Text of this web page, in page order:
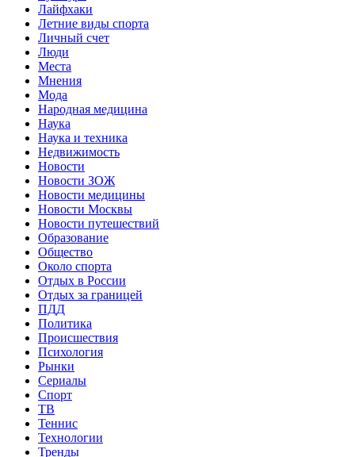
Лайфхаки
Летние виды спорта
Личный счет
Люди
Места
Мнения
Мода
Народная медицина
Наука
Наука и техника
Недвижимость
Новости
Новости ЗОЖ
Новости медицины
Новости Москвы
Новости путешествий
Образование
Общество
Около спорта
Отдых в России
Отдых за границей
ПДД
Политика
Происшествия
Психология
Рынки
Сериалы
Спорт
ТВ
Теннис
Технологии
Тренды